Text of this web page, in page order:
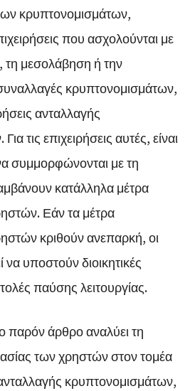
κρυπτονομισμάτων,
που ασχολούνται με
μεσολάβηση ή την
κρυπτονομισμάτων,
ανταλλαγής
τις επιχειρήσεις αυτές, είναι
συμμορφώνονται με τη
κατάλληλα μέτρα
Εάν τα μέτρα
κριθούν ανεπαρκή, οι
να υποστούν διοικητικές
παύσης λειτουργίας.
παρόν άρθρο αναλύει τη
των χρηστών στον τομέα
κρυπτονομισμάτων,